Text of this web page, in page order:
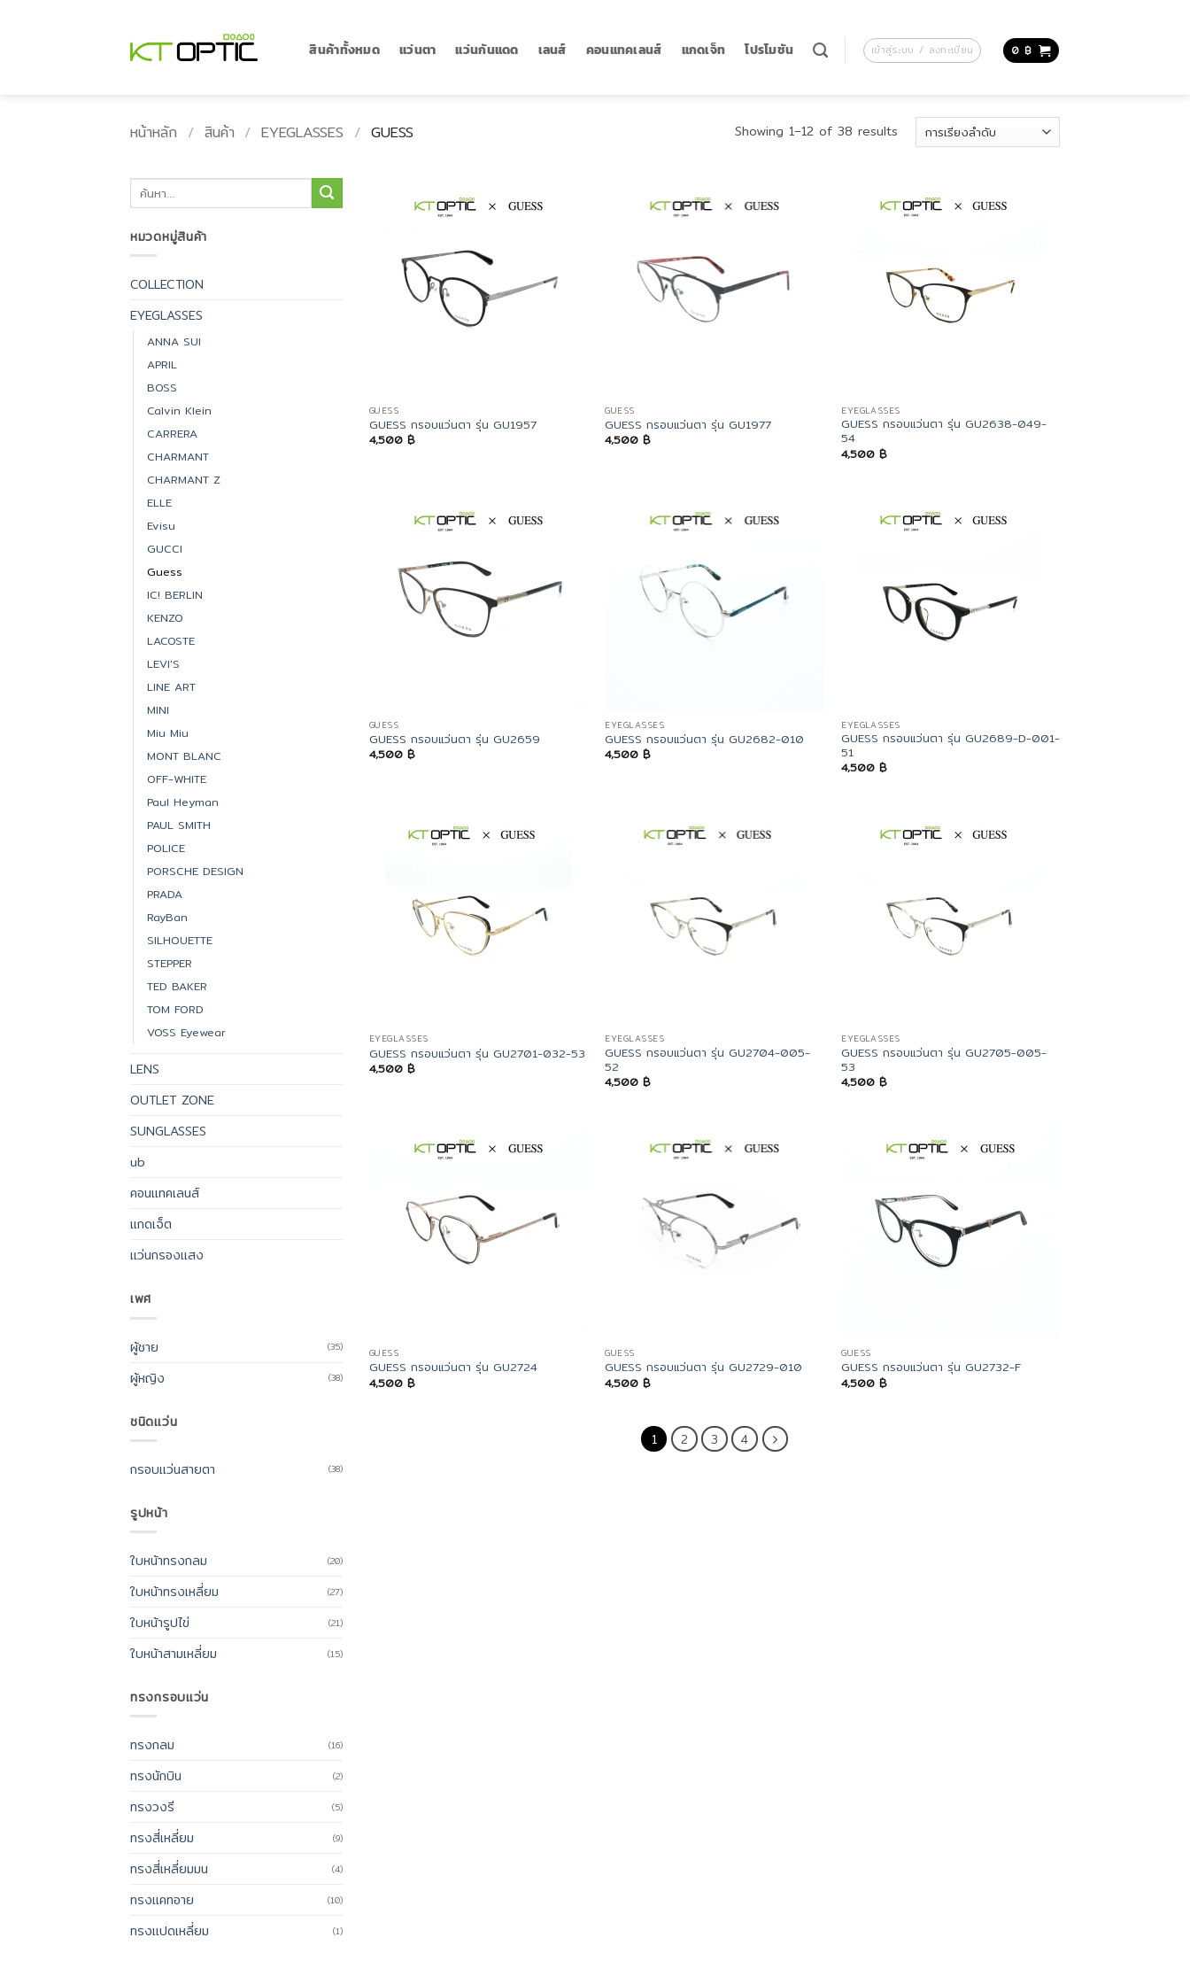
สินค้าทั้งหมด แว่นตา แว่นกันแดด เลนส์ คอนแทคเลนส์ แกดเจ็ท โปรโมชัน เข้าสู่ระบบ / ลงทะเบียน 0 ฿
หน้าหลัก / สินค้า / EYEGLASSES / GUESS Showing 1–12 of 38 results
ค้นหา:
หมวดหมู่สินค้า
COLLECTION
EYEGLASSES
ANNA SUI
APRIL
BOSS
Calvin Klein
CARRERA
CHARMANT
CHARMANT Z
ELLE
Evisu
GUCCI
Guess
IC! BERLIN
KENZO
LACOSTE
LEVI'S
LINE ART
MINI
Miu Miu
MONT BLANC
OFF-WHITE
Paul Heyman
PAUL SMITH
POLICE
PORSCHE DESIGN
PRADA
RayBan
SILHOUETTE
STEPPER
TED BAKER
TOM FORD
VOSS Eyewear
LENS
OUTLET ZONE
SUNGLASSES
ub
คอนแทคเลนส์
แกดเจ็ต
แว่นกรองแสง
เพศ
ผู้ชาย (35)
ผู้หญิง (38)
ชนิดแว่น
กรอบแว่นสายตา (38)
รูปหน้า
ใบหน้าทรงกลม (20)
ใบหน้าทรงเหลี่ยม (27)
ใบหน้ารูปไข่ (21)
ใบหน้าสามเหลี่ยม (15)
ทรงกรอบแว่น
ทรงกลม (16)
ทรงนักบิน (2)
ทรงวงรี (5)
ทรงสี่เหลี่ยม (9)
ทรงสี่เหลี่ยมมน (4)
ทรงแคทอาย (10)
ทรงแปดเหลี่ยม (1)
GUESS
GUESS กรอบแว่นตา รุ่น GU1957
4,500 ฿
GUESS
GUESS กรอบแว่นตา รุ่น GU1977
4,500฿
EYEGLASSES
GUESS กรอบแว่นตา รุ่น GU2638-049-
54
4,500฿
GUESS
GUESS กรอบแว่นตา รุ่น GU2659
4,500 ฿
EYEGLASSES
GUESS กรอบแว่นตา รุ่น GU2682-010
4,500฿
EYEGLASSES
GUESS กรอบแว่นตา รุ่น GU2689-D-001-
51
4,500฿
EYEGLASSES
GUESS กรอบแว่นตา รุ่น GU2701-032-53
4,500 ฿
EYEGLASSES
GUESS กรอบแว่นตา รุ่น GU2704-005-
52
4,500฿
EYEGLASSES
GUESS กรอบแว่นตา รุ่น GU2705-005-
53
4,500฿
GUESS
GUESS กรอบแว่นตา รุ่น GU2724
4,500 ฿
GUESS
GUESS กรอบแว่นตา รุ่น GU2729-010
4,500฿
GUESS
GUESS กรอบแว่นตา รุ่น GU2732-F
4,500฿
1 2 3 4